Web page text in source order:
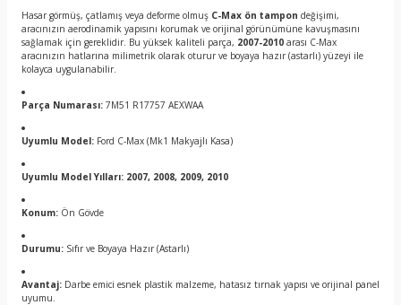
Hasar görmüş, çatlamış veya deforme olmuş C-Max ön tampon değişimi,
aracınızın aerodinamik yapısını korumak ve orijinal görünümüne kavuşmasını
sağlamak için gereklidir. Bu yüksek kaliteli parça, 2007-2010 arası C-Max
aracınızın hatlarına milimetrik olarak oturur ve boyaya hazır (astarlı) yüzeyi ile
kolayca uygulanabilir.
Parça Numarası: 7M51 R17757 AEXWAA
Uyumlu Model: Ford C-Max (Mk1 Makyajlı Kasa)
Uyumlu Model Yılları: 2007, 2008, 2009, 2010
Konum: Ön Gövde
Durumu: Sıfır ve Boyaya Hazır (Astarlı)
Avantaj: Darbe emici esnek plastik malzeme, hatasız tırnak yapısı ve orijinal panel
uyumu.